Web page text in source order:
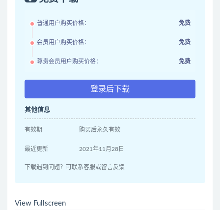
普通用户购买价格： 免费
会员用户购买价格： 免费
尊贵会员用户购买价格： 免费
登录后下载
其他信息
有效期 购买后永久有效
最近更新 2021年11月28日
下载遇到问题？可联系客服或留言反馈
View Fullscreen